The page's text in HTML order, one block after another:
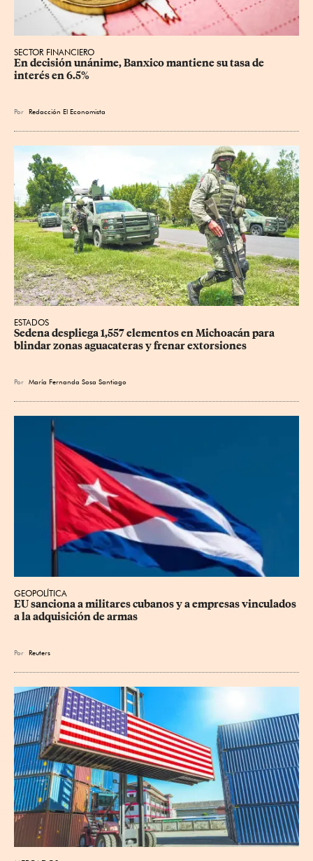
SECTOR FINANCIERO
En decisión unánime, Banxico mantiene su tasa de
interés en 6.5%
Por Redacción El Economista
ESTADOS
Sedena despliega 1,557 elementos en Michoacán para
blindar zonas aguacateras y frenar extorsiones
Por María Fernanda Sosa Santiago
GEOPOLÍTICA
EU sanciona a militares cubanos y a empresas vinculados
a la adquisición de armas
Por Reuters